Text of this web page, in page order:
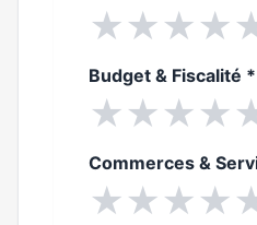
★★★★
Budget & Fiscalité *
★★★★
Commerces &
★★★★